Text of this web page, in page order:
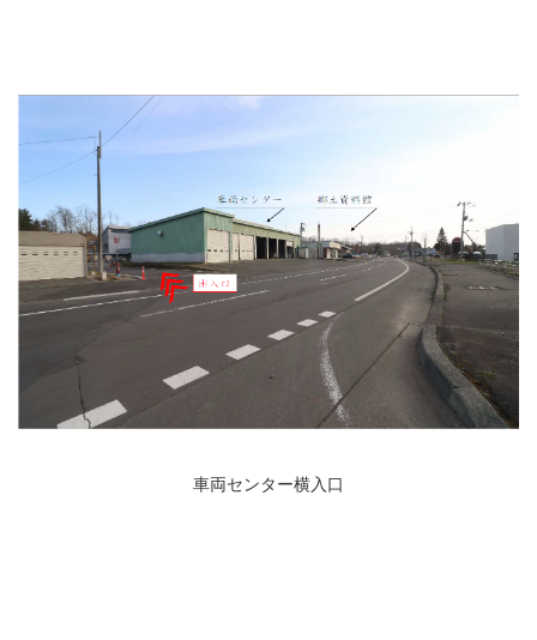
車両センター横入口